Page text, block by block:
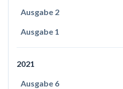
Ausgabe 2
Ausgabe 1
2021
Ausgabe 6